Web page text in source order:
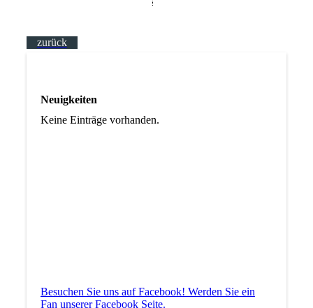
zurück
Neuigkeiten
Keine Einträge vorhanden.
Besuchen Sie uns auf Facebook! Werden Sie ein
Fan unserer Facebook Seite.